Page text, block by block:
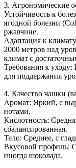
3. Агрономические
Устойчивость к
ягодной болезни
ржавчине.
Адаптация к
2000 метров над
климат с
Требования к уходу:
для поддержания
4. Качество чашки
Аромат: Яркий, с
нотами.
Кислотность:
сбалансированная.
Тело: Среднее, с
Вкусовой профиль:
иногда шоколада.